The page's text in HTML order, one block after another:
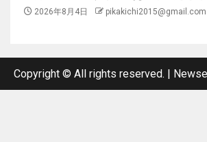
2026年8月4日 pikakichi2015@gmail.com
Copyright © All rights reserved. |